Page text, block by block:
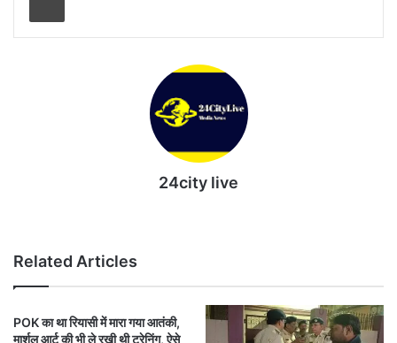
24city live
Related Articles
POK का था रियासी में मारा गया आतंकी,
मार्शल आर्ट की भी ले रखी थी ट्रेनिंग, ऐसे